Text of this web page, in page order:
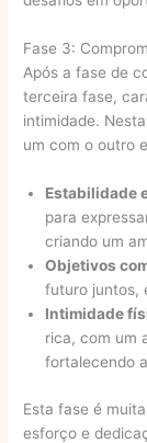
Fase 3:
Após a fase de
terceira fase,
intimidade.
um com o outro
Estabilidade
para
criando um
Objetivos
futuro juntos,
Intimidade
rica, com um
fortalecendo
Esta fase é
esforço e